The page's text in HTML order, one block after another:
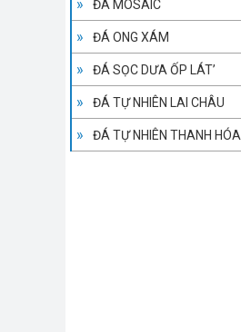
ĐÁ MOSAIC
ĐÁ ONG XÁM
ĐÁ SỌC DƯA ỐP LÁT’
ĐÁ TỰ NHIÊN LAI CHÂU
ĐÁ TỰ NHIÊN THANH HÓA